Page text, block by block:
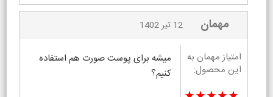
مهمان 12 تیر 1402
امتیاز مهمان به
این محصول:
میشه برای پوست صورت هم استفاده
کنیم؟